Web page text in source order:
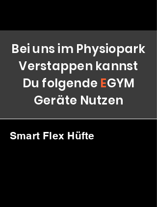
Bei uns im Physiopark
Verstappen kannst
Du folgende EGYM
Geräte Nutzen
Smart Flex Hüfte